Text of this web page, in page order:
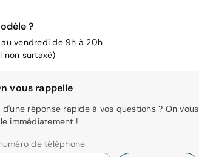
?
vendredi de 9h à 20h
non surtaxé)
vous rappelle
d'une réponse rapide à vos questions ? On vous
immédiatement !
de téléphone